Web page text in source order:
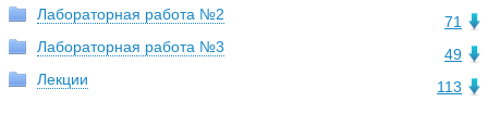
71
Лабораторная работа №2
49
Лабораторная работа №3
113
Лекции